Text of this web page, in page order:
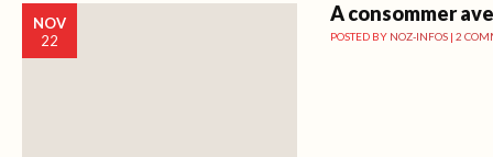
NOV
22
A consommer
POSTED BY NOZ-INFOS | 2